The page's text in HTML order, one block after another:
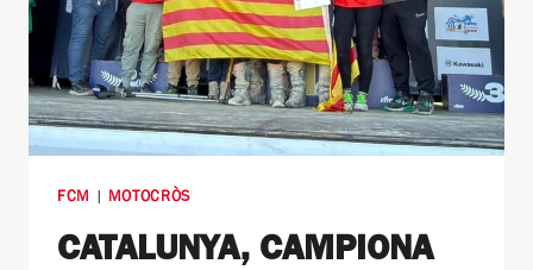
FCM | MOTOCRÒS
CATALUNYA, CAMPIONA